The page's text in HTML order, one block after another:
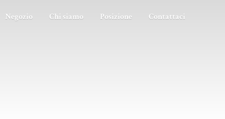
Negozio Chi siamo Posizione Contattaci